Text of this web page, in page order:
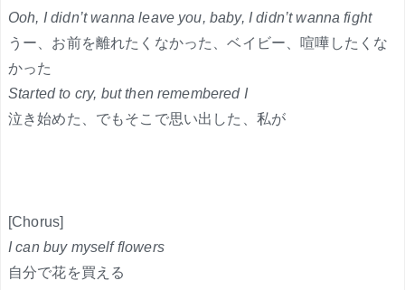
Ooh, I didn’t wanna leave you, baby, I didn’t wanna fight
うー、お前を離れたくなかった、ベイビー、喧嘩したくな
かった
Started to cry, but then remembered I
泣き始めた、でもそこで思い出した、私が
[Chorus]
I can buy myself flowers
自分で花を買える